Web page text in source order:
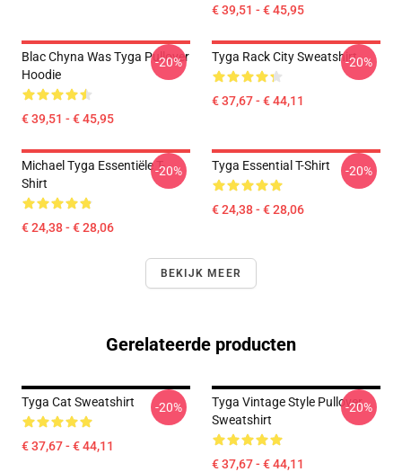
€ 39,51 - € 45,95
Blac Chyna Was Tyga Pullover
Hoodie
€ 39,51 - € 45,95
-20% Tyga Rack City Sweatshirt
€ 37,67 - € 44,11
-20%
Michael Tyga Essentiële T-
Shirt
€ 24,38 - € 28,06
-20% Tyga Essential T-Shirt
€ 24,38 - € 28,06
-20%
BEKIJK MEER
Gerelateerde producten
Tyga Cat Sweatshirt
€ 37,67 - € 44,11
-20%
Tyga Vintage Style Pullover
Sweatshirt
€ 37,67 - € 44,11
-20%